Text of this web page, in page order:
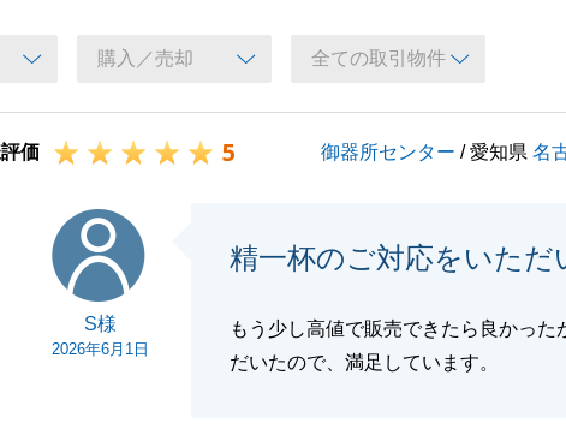
価 5 御器所センター / 愛知県名
S様
2026年6月1日
精一杯のご対応をいただ
もう少し高値で販売できたら良かっ
だいたので、満足しています。